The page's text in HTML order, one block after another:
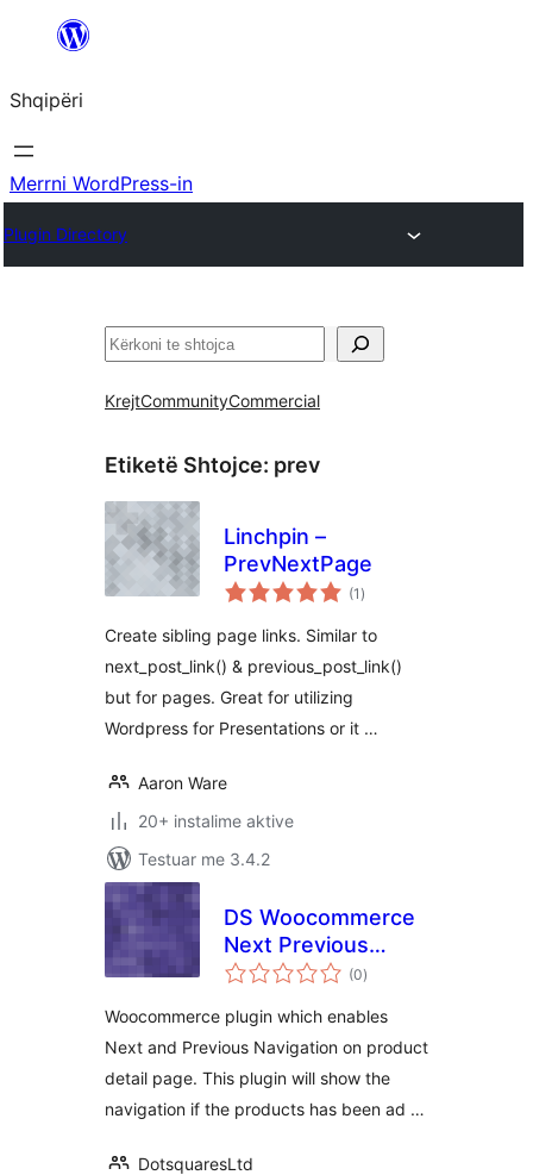
Hidhu
lënda
Shqipëri
Merrni WordPress-in
Plugin Directory
Kërko
KrejtCommunityCommercial
Etiketë Shtojce: prev
Linchpin –
PrevNextPage
(1 vlerësime
gjithsej
)
Create sibling page links. Similar to
next_post_link() & previous_post_link()
but for pages. Great for utilizing
Wordpress for Presentations or it …
Aaron Ware
20+ instalime aktive
Testuar me 3.4.2
DS Woocommerce
Next Previous
Category Products
(0vlerësime
gjithsej
)
Woocommerce plugin which enables
Next and Previous Navigation on product
detail page. This plugin will show the
navigation if the products has been ad …
DotsquaresLtd